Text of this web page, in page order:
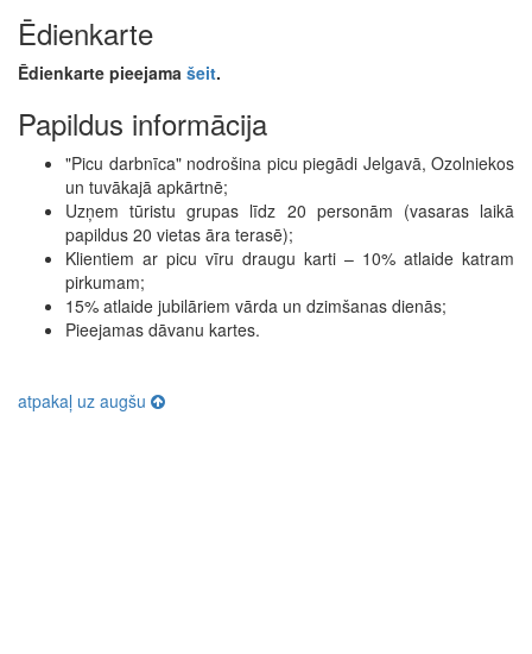
Ēdienkarte
Ēdienkarte pieejama šeit.
Papildus informācija
"Picu darbnīca" nodrošina picu piegādi Jelgavā, Ozolniekos
un tuvākajā apkārtnē;
Uzņem tūristu grupas līdz 20 personām (vasaras laikā
papildus 20 vietas āra terasē);
Klientiem ar picu vīru draugu karti – 10% atlaide katram
pirkumam;
15% atlaide jubilāriem vārda un dzimšanas dienās;
Pieejamas dāvanu kartes.
atpakaļ uz augšu